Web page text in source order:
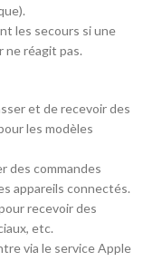
les secours si une
réagit pas.
et de recevoir des
les modèles
des commandes
appareils connectés.
recevoir des
etc.
via le service Apple